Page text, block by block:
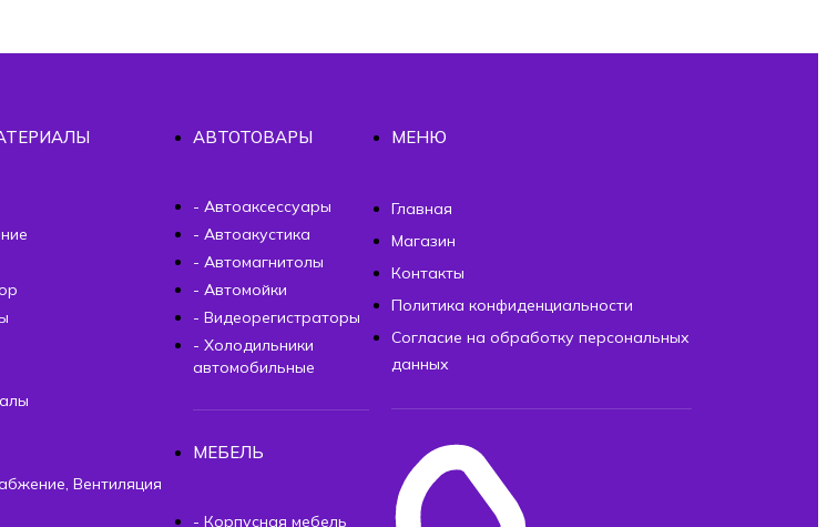
Вентиляция
АВТОТОВАРЫ
- Автоаксессуары
- Автоакустика
- Автомагнитолы
- Автомойки
- Видеорегистраторы
- Холодильники
автомобильные
МЕБЕЛЬ
- Корпусная мебель
МЕНЮ
Главная
Магазин
Контакты
Политика конфиденциальности
Согласие на обработку персональных
данных